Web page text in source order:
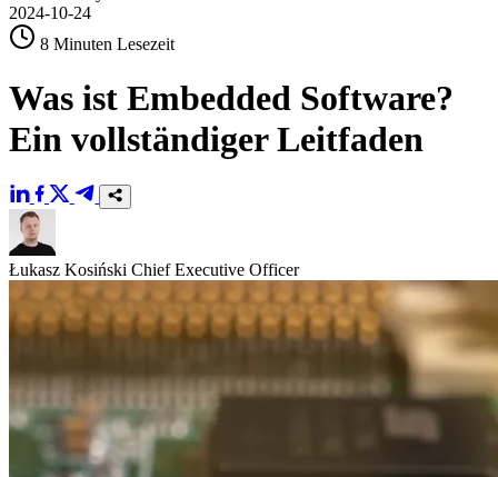
2024-10-24
8 Minuten Lesezeit
Was ist Embedded Software?
Ein vollständiger Leitfaden
Łukasz Kosiński Chief Executive Officer